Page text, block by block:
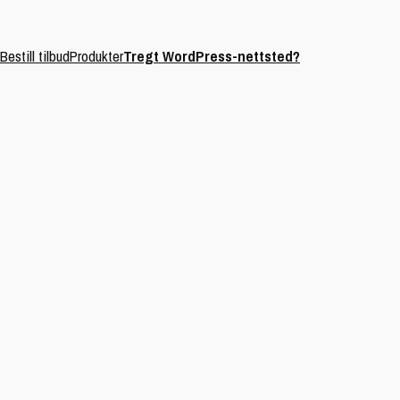
Bestill tilbudProdukterTregt WordPress-nettsted?